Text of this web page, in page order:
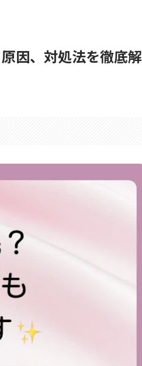
因、対処法を徹底解